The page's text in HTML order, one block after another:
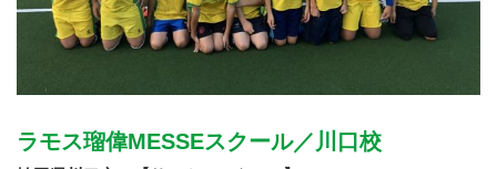
ラモス瑠偉MESSEスクール／川口校